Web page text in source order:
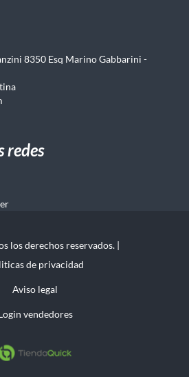
8350 Esq Marino Gabbarini -
redes
los derechos reservados. |
de privacidad
Aviso legal
vendedores